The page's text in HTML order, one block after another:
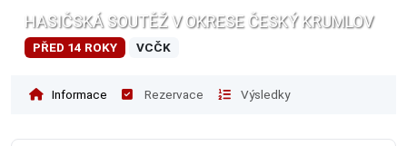
HASIČSKÁ SOUTĚŽ V OKRESE ČESKÝ KRUMLOV
PŘED 14 ROKY VCČK
Informace Rezervace Výsledky